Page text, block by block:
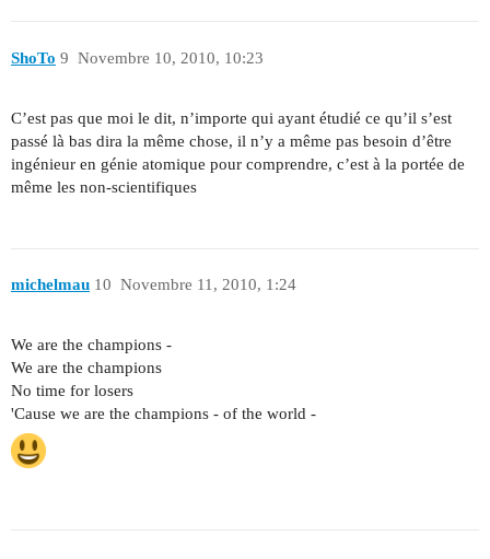
ShoTo Novembre 10, 2010, 10:23
9
C’est pas que moi le dit, n’importe qui ayant étudié ce qu’il s’est
passé là bas dira la même chose, il n’y a même pas besoin d’être
ingénieur en génie atomique pour comprendre, c’est à la portée de
même les non-scientifiques
michelmau Novembre 11, 2010, 1:24
10
We are the champions -
We are the champions
No time for losers
'Cause we are the champions - of the world -